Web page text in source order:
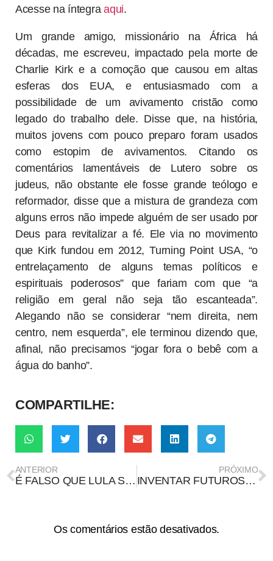
Acesse na íntegraaqui.
Um grande amigo, missionário na África há
décadas, me escreveu, impactado pela morte de
Charlie Kirk e a comoção que causou em altas
esferas dos EUA, e entusiasmado com a
possibilidade de um avivamento cristão como
legado do trabalho dele. Disse que, na história,
muitos jovens com pouco preparo foram usados
como estopim de avivamentos. Citando os
comentários lamentáveis de Lutero sobre os
judeus, não obstante ele fosse grande teólogo e
reformador, disse que a mistura de grandeza com
alguns erros não impede alguém de ser usado por
Deus para revitalizar a fé. Ele via no movimento
que Kirk fundou em 2012, Turning Point USA, “o
entrelaçamento de alguns temas políticos e
espirituais poderosos” que fariam com que “a
religião em geral não seja tão escanteada”.
Alegando não se considerar “nem direita, nem
centro, nem esquerda”, ele terminou dizendo que,
afinal, não precisamos “jogar fora o bebê com a
água do banho”.
COMPARTILHE:
ANTERIOR
É FALSO QUE LULA SÓ VENCEU ELEIÇÕES APÓS ADOÇÃO DAS URNAS ELETRÔNICAS
PRÓXIMO
INVENTAR FUTUROS: A POTÊNCIA TECNOLÓGICA DA MARCHA DE MULHERES NEGRAS
Os comentários estão desativados.